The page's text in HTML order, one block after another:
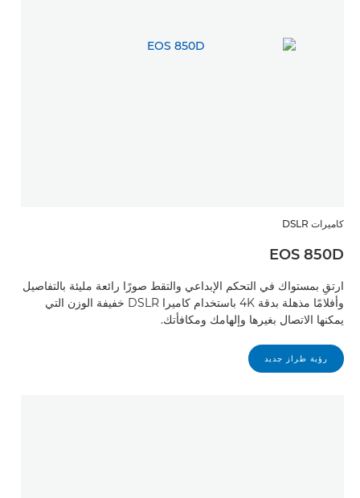
كاميرات DSLR
EOS 850D
ارتقِ بمستواك في التحكم الإبداعي والتقط صورًا رائعة مليئة بالتفاصيل
وأفلامًا مذهلة بدقة 4K باستخدام كاميرا DSLR خفيفة الوزن التي
يمكنها الاتصال بغيرها وإلهامك ومكافأتك.
رؤية طراز جديد